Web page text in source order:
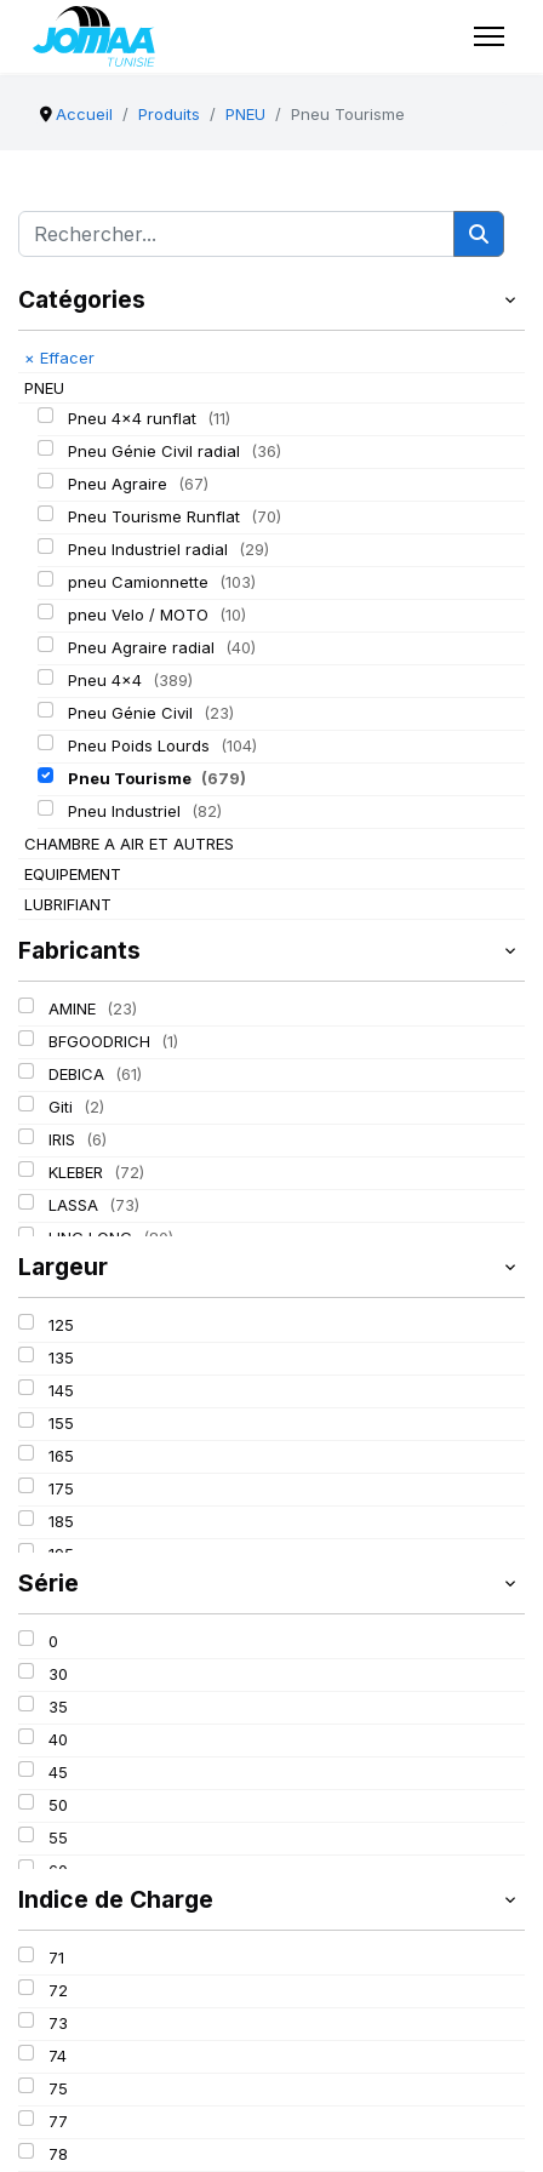
Accueil Produits PNEU Pneu Tourisme
Catégories
× Effacer
PNEU
Pneu 4x4 runflat
(11)
Pneu Génie Civil radial
(36)
Pneu Agraire
(67)
Pneu Tourisme Runflat
(70)
Pneu Industriel radial
(29)
pneu Camionnette
(103)
pneu Velo / MOTO
(10)
Pneu Agraire radial
(40)
Pneu 4x4
(389)
Pneu Génie Civil
(23)
Pneu Poids Lourds
(104)
Pneu Tourisme (679)
Pneu Industriel
(82)
CHAMBRE A AIR ET AUTRES
EQUIPEMENT
LUBRIFIANT
Fabricants
AMINE
(23)
BFGOODRICH
(1)
DEBICA
(61)
Giti
(2)
IRIS
(6)
KLEBER
(72)
LASSA
(73)
LING LONG
(80)
MICHELIN
PIRELLI (211)
TIGAR
Largeur
125
135
145
155
165
175
185
195
205
215
225
235
245
255
265
275
285
305
Série
0
30
35
40
45
50
55
60
65
70
80
82
650
Indice de Charge
71
72
73
74
75
77
78